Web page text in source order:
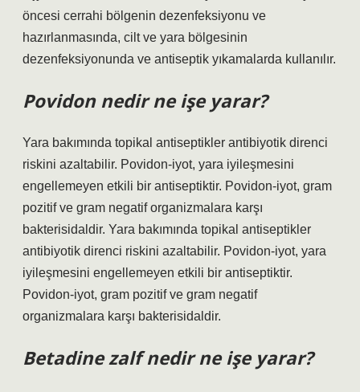
öncesi cerrahi bölgenin dezenfeksiyonu ve
hazırlanmasında, cilt ve yara bölgesinin
dezenfeksiyonunda ve antiseptik yıkamalarda kullanılır.
Povidon nedir ne işe yarar?
Yara bakımında topikal antiseptikler antibiyotik direnci
riskini azaltabilir. Povidon-iyot, yara iyileşmesini
engellemeyen etkili bir antiseptiktir. Povidon-iyot, gram
pozitif ve gram negatif organizmalara karşı
bakterisidaldir. Yara bakımında topikal antiseptikler
antibiyotik direnci riskini azaltabilir. Povidon-iyot, yara
iyileşmesini engellemeyen etkili bir antiseptiktir.
Povidon-iyot, gram pozitif ve gram negatif
organizmalara karşı bakterisidaldir.
Betadine zalf nedir ne işe yarar?